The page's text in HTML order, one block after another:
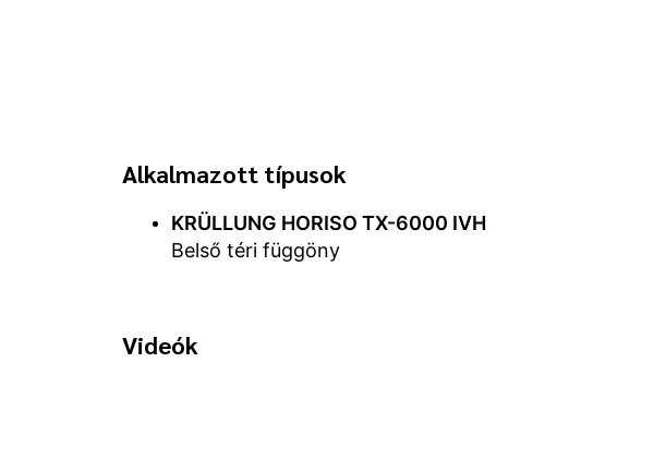
Alkalmazott típusok
KRÜLLUNG HORISO TX-6000 IVH
Belső téri függöny
Videók